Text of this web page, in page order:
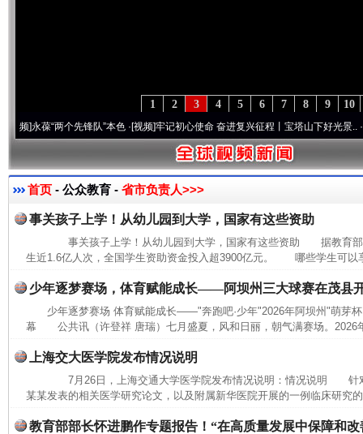
10
9
8
7
6
5
4
3
2
1
葆“两个先锋队”本色·[视频]牢记初心使命 奋进复兴征程丨宝塔山下好光景..·[视频]因
首页 - 公众教育 - 省市负责人>>>
事关孩子上学！从幼儿园到大学，国家有这些资助
事关孩子上学！从幼儿园到大学，国家有这些资助 据教育部
生近1.6亿人次，全国学生资助资金投入超3900亿元。 哪些学生可以
少年逐梦赛场，体育赋能成长——阿坝州三大球赛在茂县
少年逐梦赛场 体育赋能成长——"奔跑吧·少年"2026年阿坝州"萌芽
幕 公共讯（许登祥 唐瑞）七月盛夏，风和日丽，朝气满赛场。2026
上海交大医学院发布情况说明
7月26日，上海交通大学医学院发布情况说明：情况说明 针
某某发表的相关医学研究论文，以及附属新华医院开展的一例临床研究
教育部部长怀进鹏作专题报告！“在高质量发展中保障和